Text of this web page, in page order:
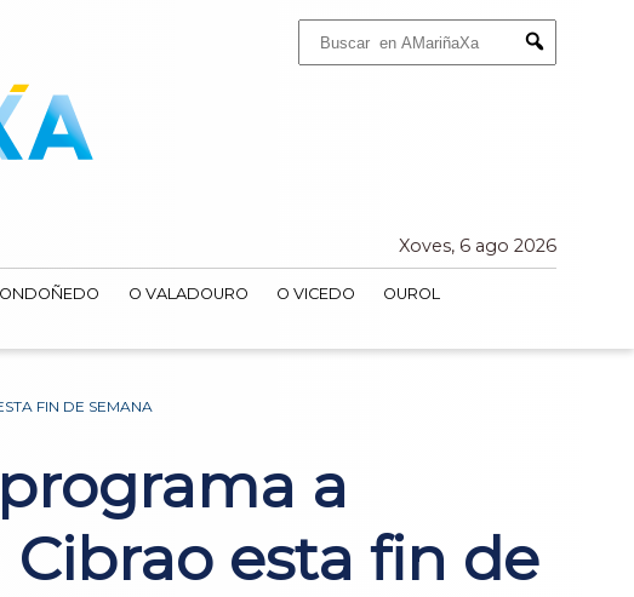
Submit
Xoves, 6 ago 2026
O VALADOURO O VICEDO
OUROL
FIN DE SEMANA
a
esta fin de